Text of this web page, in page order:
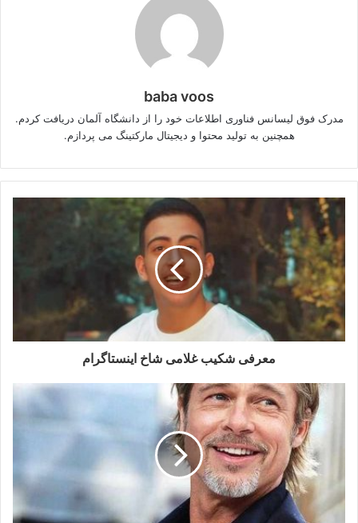
baba voos
مدرک فوق لیسانس فناوری اطلاعات خود را از دانشگاه آلمان دریافت کردم.
همچنین به تولید محتوا و دیجیتال مارکتینگ می پردازم.
معرفی شکیب غلامی شاخ اینستاگرام